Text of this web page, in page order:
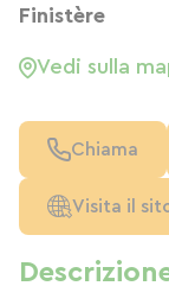
Finistère
Vedi sulla
Chiama
Visita il